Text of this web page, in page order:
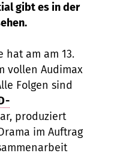
gibt es in der
hat am am 13.
vollen Audimax
Folgen sind
produziert
im Auftrag